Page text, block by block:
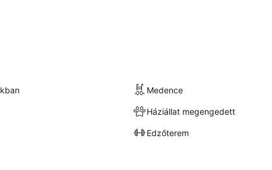
Medence
Háziállat megengedett
Edzőterem